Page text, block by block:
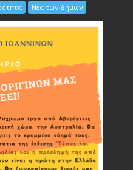
Νέα των Δήμων